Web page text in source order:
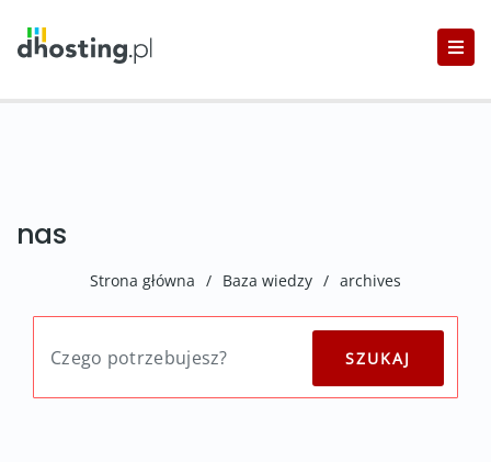
nas
Strona główna / Baza wiedzy / archives